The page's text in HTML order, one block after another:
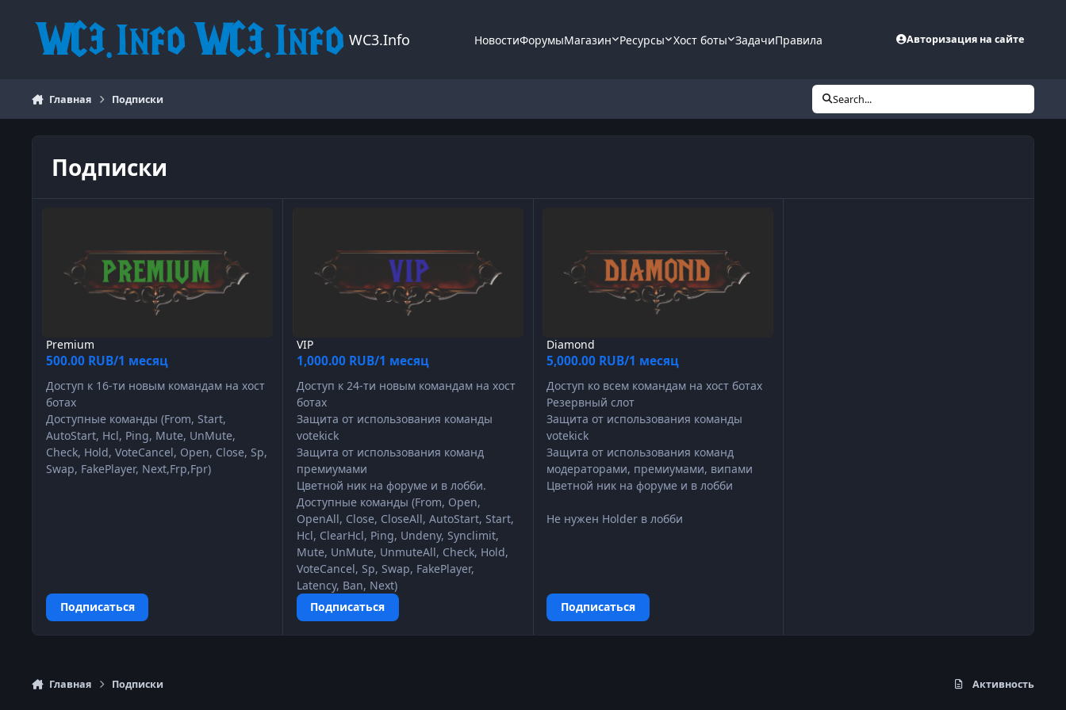
WC3.Info НовостиФорумыМагазин Ресурсы Хост боты ЗадачиПравила Авторизация на сайте
Главная Подписки Search...
Подписки
Premium
500.00 RUB/1 месяц
Доступ к 16-ти новым командам на хост
ботах
Доступные команды (From, Start,
AutoStart, Hcl, Ping, Mute, UnMute,
Check, Hold, VoteCancel, Open, Close, Sp,
Swap, FakePlayer, Next,Frp,Fpr)
Подписаться
VIP
1,000.00 RUB/1 месяц
Доступ к 24-ти новым командам на хост
ботах
Защита от использования команды
votekick
Защита от использования команд
премиумами
Цветной ник на форуме и в лобби.
Доступные команды (From, Open,
OpenAll, Close, CloseAll, AutoStart, Start,
Hcl, ClearHcl, Ping, Undeny, Synclimit,
Mute, UnMute, UnmuteAll, Check, Hold,
VoteCancel, Sp, Swap, FakePlayer,
Latency, Ban, Next)
Подписаться
Diamond
5,000.00 RUB/1 месяц
Доступ ко всем командам на хост ботах
Резервный слот
Защита от использования команды
votekick
Защита от использования команд
модераторами, премиумами, випами
Цветной ник на форуме и в лобби
Не нужен Holder в лобби
Подписаться
Главная Подписки Активность